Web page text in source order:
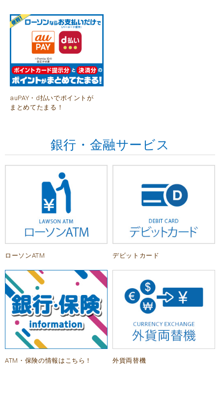
auPAY・d払いでポイントが
まとめてたまる！
銀行・金融サービス
ローソンATM デビットカード
ATM・保険の情報はこちら！ 外貨両替機